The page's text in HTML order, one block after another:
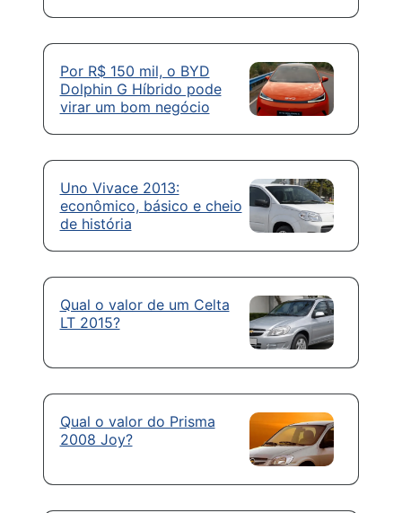
Por R$ 150 mil, o BYD
Dolphin G Híbrido pode
virar um bom negócio
Uno Vivace 2013:
econômico, básico e cheio
de história
Qual o valor de um Celta
LT 2015?
Qual o valor do Prisma
2008 Joy?